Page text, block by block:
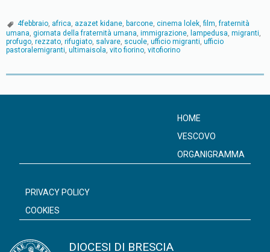
c
e
b
k
t
t
t
s
p
i
l
i
n
t
4febbraio africa azazet kidane barcone cinema lolek ,film ,fraternità
umana giornata della fraternità umana immigrazione lampedusa migranti
profugo rezzato rifugiato salvare scuole ufficio migranti ufficio
pastoralemigranti ultimaisola vito fiorino vitofiorino
DIOCESI DI BRESCIA
HOME
VESCOVO
ORGANIGRAMMA
PRIVACY POLICY
COOKIES